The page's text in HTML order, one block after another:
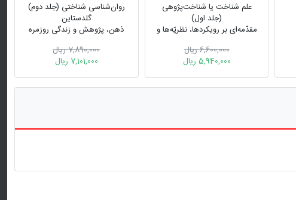
علم شناخت یا شناخت‌پژوهی
(جلد اول)
مقدّمه‏‌ای بر رویکردها، نظريّه‌‏ها و
6,600,000 ریال
5,940,000 ریال
روان‌شناسی شناختی (جلد دوم)
گلدستاین
ذهن، پژوهش و زندگی روزمره
7,890,000 ریال
7,101,000 ریال